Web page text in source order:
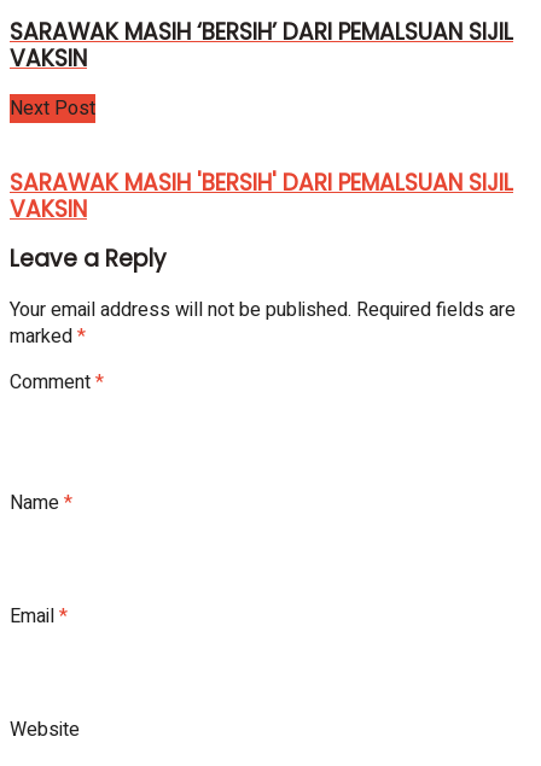
SARAWAK MASIH ‘BERSIH’ DARI PEMALSUAN SIJIL
VAKSIN
Next Post
SARAWAK MASIH 'BERSIH' DARI PEMALSUAN SIJIL
VAKSIN
Leave a Reply
Your email address will not be published. Required fields are
marked*
Comment*
Name*
Email*
Website